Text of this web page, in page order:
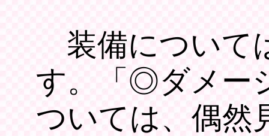
装備について
す。「◎ダメー
ついては、偶然